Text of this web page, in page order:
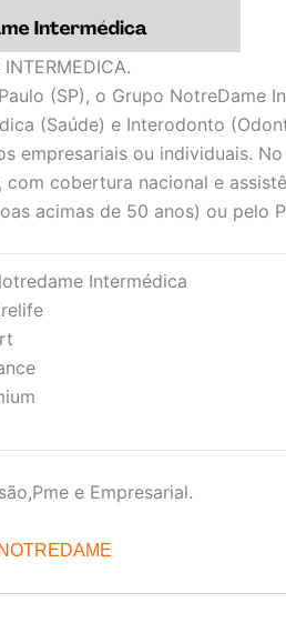
(SP), o Grupo NotreDame
(Saúde) e Interodonto
empresariais ou individuais.
cobertura nacional e
acimas de 50 anos) ou pelo
Intermédica
e Empresarial.